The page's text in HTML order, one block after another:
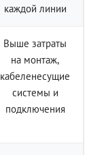
каждой линии
Выше затраты
на монтаж,
кабеленесущие
системы и
подключения